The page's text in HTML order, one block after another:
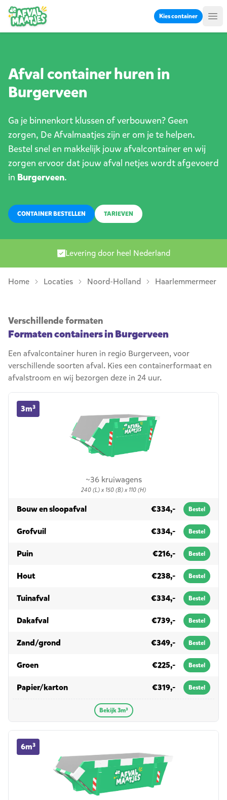
Kies container
Afval container huren in
Burgerveen
Ga je binnenkort klussen of verbouwen? Geen
zorgen, De Afvalmaatjes zijn er om je te helpen.
Bestel snel en makkelijk jouw afvalcontainer en wij
zorgen ervoor dat jouw afval netjes wordt afgevoerd
in Burgerveen.
CONTAINER BESTELLEN TARIEVEN
Levering door heel Nederland
Home Locaties Noord-Holland Haarlemmermeer
Verschillende formaten
Formaten containers in Burgerveen
Een afvalcontainer huren in regio Burgerveen, voor
verschillende soorten afval. Kies een containerformaat en
afvalstroom en wij bezorgen deze in 24 uur.
~36 kruiwagens
240 (L) x 150 (B) x 110 (H)
3m³
3m³ container huren
Bouw en sloopafvalin 3m³ €334,- Bestel
Grofvuilin 3m³ €334,- Bestel
Puinin 3m³ €216,- Bestel
Houtin 3m³ €238,- Bestel
Tuinafvalin 3m³ €334,- Bestel
Dakafvalin 3m³ €739,- Bestel
Zand/grond €349,- Bestel
Groenin 3m³ €225,- Bestel
Papier/kartonin 3m³ €319,- Bestel
Bekijk 3m³
6m³
6m³ container huren